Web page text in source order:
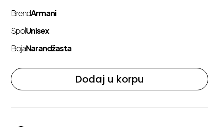
BrendArmani
SpolUnisex
BojaNarandžasta
Dodaj u korpu